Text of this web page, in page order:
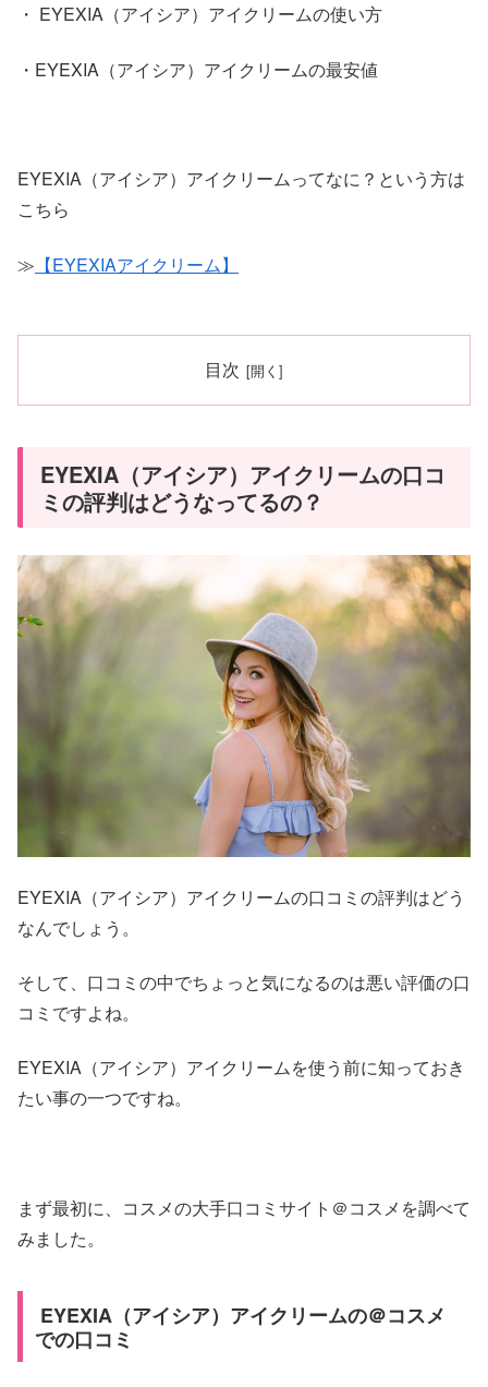
・ EYEXIA（アイシア）アイクリームの使い方
・EYEXIA（アイシア）アイクリームの最安値
EYEXIA（アイシア）アイクリームってなに？という方は
こちら
≫ 【EYEXIAアイクリーム】
目次
EYEXIA（アイシア）アイクリームの口コ
ミの評判はどうなってるの？
EYEXIA（アイシア）アイクリームの口コミの評判はどう
なんでしょう。
そして、口コミの中でちょっと気になるのは悪い評価の口
コミですよね。
EYEXIA（アイシア）アイクリームを使う前に知っておき
たい事の一つですね。
まず最初に、コスメの大手口コミサイト＠コスメを調べて
みました。
EYEXIA（アイシア）アイクリームの＠コスメ
での口コミ